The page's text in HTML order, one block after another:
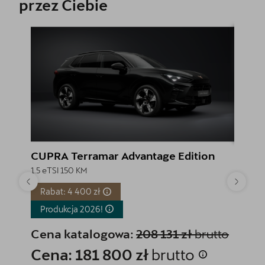
przez Ciebie
CUPRA Terramar Advantage Edition
1.5 eTSI 150 KM
Rabat: 4 400 zł
Produkcja 2026!
Cena katalogowa: 208 131 złbrutto
Cena: 181 800 zł brutto